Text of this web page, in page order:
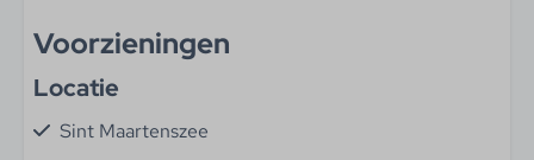
Voorzieningen
Locatie
Sint Maartenszee